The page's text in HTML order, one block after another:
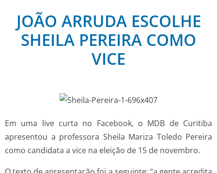
JOÃO ARRUDA ESCOLHE
SHEILA PEREIRA COMO
VICE
Em uma live curta no Facebook, o MDB de Curitiba
apresentou a professora Sheila Mariza Toledo Pereira
como candidata a vice na eleição de 15 de novembro.